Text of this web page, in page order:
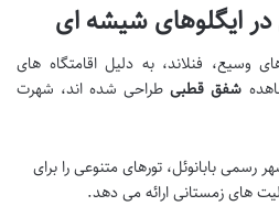
در ایگلوهای شیشه ای
وسیع، فنلاند، به دلیل اقامتگاه های
شفق قطبیطراحی شده اند، شهرت
رسمی بابانوئل، تورهای متنوعی را برای
های زمستانی ارائه می دهد.